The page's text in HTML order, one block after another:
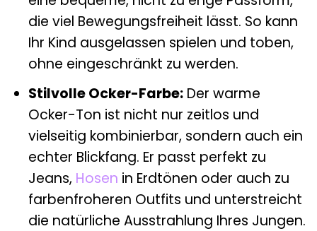
die viel Bewegungsfreiheit lässt. So kann
Ihr Kind ausgelassen spielen und toben,
ohne eingeschränkt zu werden.
Stilvolle Ocker-Farbe:Der warme
Ocker-Ton ist nicht nur zeitlos und
vielseitig kombinierbar, sondern auch ein
echter Blickfang. Er passt perfekt zu
Jeans, Hosen in Erdtönen oder auch zu
farbenfroheren Outfits und unterstreicht
die natürliche Ausstrahlung Ihres Jungen.